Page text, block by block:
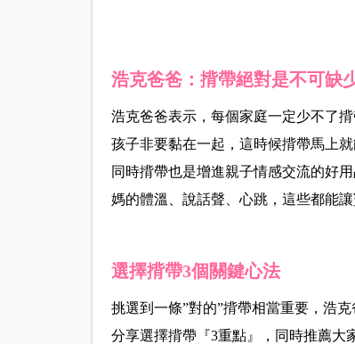
浩克爸爸：揹帶絕對是不可缺
浩克爸爸表示，每個家庭一定少不了
孩子非要黏在一起，這時候揹帶馬上
同時揹帶也是增進親子情感交流的好
媽的體溫、說話聲、心跳，這些都能讓
選擇揹帶3個關鍵心法
挑選到一條”對的”揹帶相當重要，浩
分享選擇揹帶『3重點』，同時推薦大